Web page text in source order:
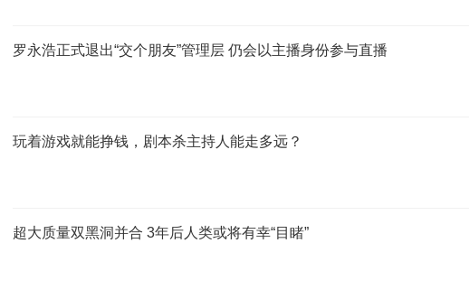
罗永浩正式退出“交个朋友”管理层 仍会以主播身份参与直播
玩着游戏就能挣钱，剧本杀主持人能走多远？
超大质量双黑洞并合 3年后人类或将有幸“目睹”